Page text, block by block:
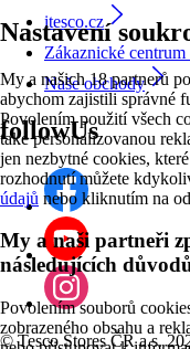
Nastavení
My a našich 18 partnerů
abychom zajistili správné
Povolením použití všech
také personalizovanou
jen nezbytné cookies,
rozhodnutí můžete
údajů nebo kliknutím na
My a naši partneři
následujících
Povolením souborů
zobrazeného obsahu a
itesco.cz
Zákaznické
Naše obchody
followUs
©Tesco Stores ČR a.s.